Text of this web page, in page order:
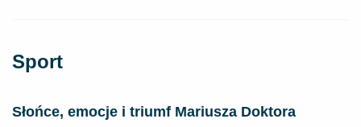
Sport
Słońce, emocje i triumf Mariusza Doktora